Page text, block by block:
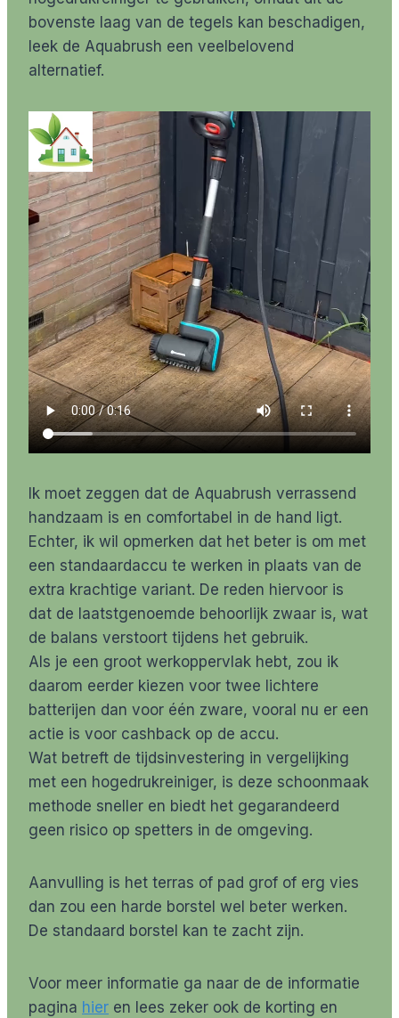
bovenste laag van de tegels kan beschadigen,
leek de Aquabrush een veelbelovend
alternatief.
Ik moet zeggen dat de Aquabrush verrassend
handzaam is en comfortabel in de hand ligt.
Echter, ik wil opmerken dat het beter is om met
een standaardaccu te werken in plaats van de
extra krachtige variant. De reden hiervoor is
dat de laatstgenoemde behoorlijk zwaar is, wat
de balans verstoort tijdens het gebruik.
Als je een groot werkoppervlak hebt, zou ik
daarom eerder kiezen voor twee lichtere
batterijen dan voor één zware, vooral nu er een
actie is voor cashback op de accu.
Wat betreft de tijdsinvestering in vergelijking
met een hogedrukreiniger, is deze schoonmaak
methode sneller en biedt het gegarandeerd
geen risico op spetters in de omgeving.
Aanvulling is het terras of pad grof of erg vies
dan zou een harde borstel wel beter werken.
De standaard borstel kan te zacht zijn.
Voor meer informatie ga naar de de informatie
pagina hier en lees zeker ook de korting en